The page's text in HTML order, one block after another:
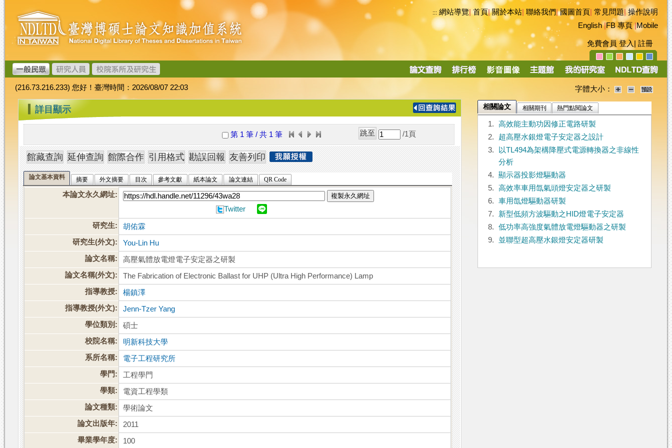
跳
到
主
要
內
容
臺
灣
博
碩
士
論
文
加
值
系
統
::: 網站導覽|首頁|關於本站 聯絡我們|國圖首頁 常見問題|操作說明
English|FB 專頁|Mobile
免費會員 登入 註冊
導
(216.73.216.233) 您好！臺灣時間：2026/08/07 22:03 字體大小：
::: 詳目顯示
第 1 筆 / 共 1 筆 /1 頁
論文基本資料 摘要 外文摘要 目次 參考文獻 紙本論文 論文連結 QR Code
本論文永久網址: 複製永久網址
Twitter
研究生:
胡佑霖
研究生(外文):
You-Lin Hu
論文名稱:
高壓氣體放電燈電子安定器之研製
論文名稱(外文):
The Fabrication of Electronic Ballast for UHP (Ultra High Performance) Lamp
指導教授:
楊鎮澤
指導教授(外文):
Jenn-Tzer Yang
學位類別:
碩士
校院名稱:
明新科技大學
系所名稱:
電子工程研究所
學門:
工程學門
學類:
電資工程學類
論文種類:
學術論文
論文出版年:
2011
畢業學年度:
100
相關論文 相關期刊 熱門點閱論文
1.
高效能主動功因修正電路研製
2.
超高壓水銀燈電子安定器之設計
3.
以TL494為架構降壓式電源轉換器之非線性
分析
4.
顯示器投影燈驅動器
5.
高效率車用氙氣頭燈安定器之研製
6.
車用氙燈驅動器研製
7.
新型低頻方波驅動之HID燈電子安定器
8.
低功率高強度氣體放電燈驅動器之研製
9.
並聯型超高壓水銀燈安定器研製